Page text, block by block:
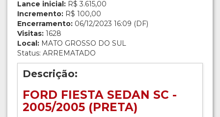
Lance inicial: R$ 3.615,00
Incremento: R$ 100,00
Encerramento: 06/12/2023 16:09 (DF)
Visitas: 1628
Local: MATO GROSSO DO SUL
Status: ARREMATADO
Descrição:
FORD FIESTA SEDAN SC -
2005/2005 (PRETA)